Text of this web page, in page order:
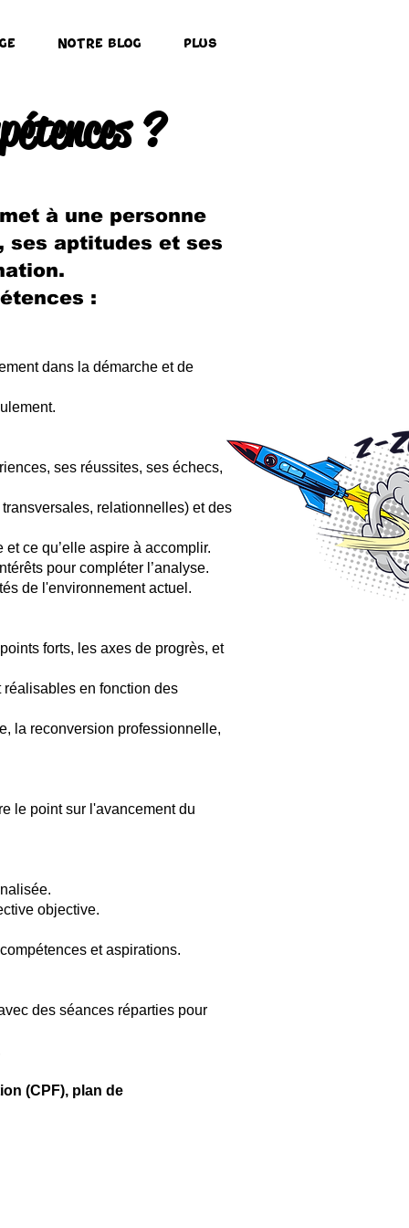
Notre Blog Plus
?
à une personne
ses aptitudes et ses
:
dans la démarche et de
ses réussites, ses échecs,
relationnelles) et des
ce qu’elle aspire à accomplir.
pour compléter l’analyse.
de l'environnement actuel.
forts, les axes de progrès, et
en fonction des
la reconversion professionnelle,
le point sur l'avancement du
objective.
et aspirations.
des séances réparties pour
(CPF), plan de